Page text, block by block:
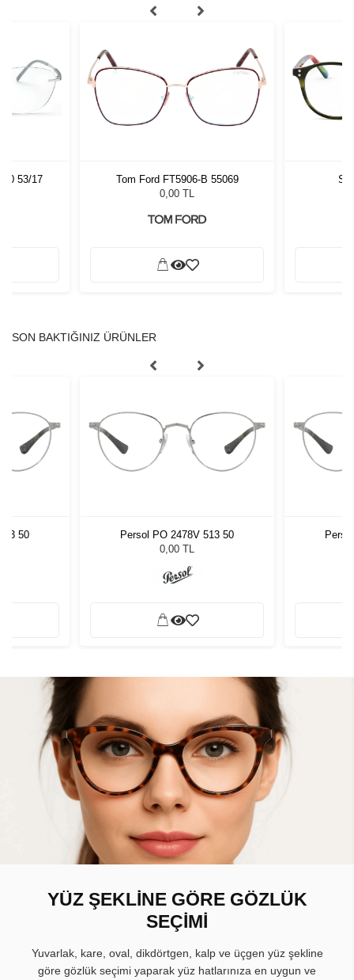
53/17
Tom Ford FT5906-B 55069
0,00 TL
SON BAKTIĞINIZ ÜRÜNLER
50
Persol PO 2478V 513 50
0,00 TL
YÜZ ŞEKLİNE GÖRE GÖZLÜK
SEÇİMİ
Yuvarlak, kare, oval, dikdörtgen, kalp ve üçgen yüz şekline
göre gözlük seçimi yaparak yüz hatlarınıza en uygun ve